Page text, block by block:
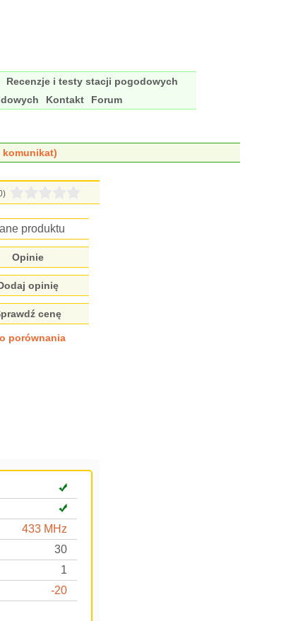
Recenzje i testy stacji pogodowych
Kontakt Forum
komunikat)
produktu
Opinie
opinię
cenę
porównania
433 MHz
30
1
-20